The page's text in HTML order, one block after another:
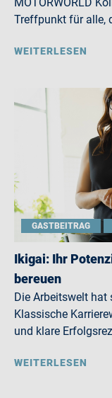
Treffpunkt für alle,
WEITERLESEN
GASTBEITRAG
Ikigai: Ihr
bereuen
Die Arbeitswelt hat
Klassische
und klare
WEITERLESEN